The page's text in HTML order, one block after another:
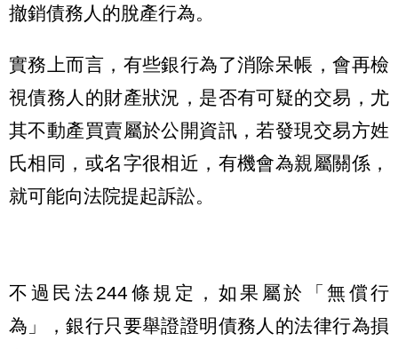
撤銷債務人的脫產行為。
實務上而言，有些銀行為了消除呆帳，會再檢
視債務人的財產狀況，是否有可疑的交易，尤
其不動產買賣屬於公開資訊，若發現交易方姓
氏相同，或名字很相近，有機會為親屬關係，
就可能向法院提起訴訟。
不過民法244條規定，如果屬於「無償行
為」，銀行只要舉證證明債務人的法律行為損